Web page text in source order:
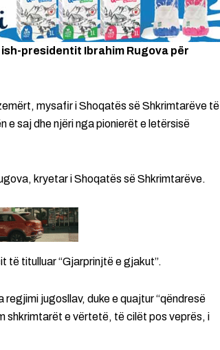
presidentit Ibrahim Rugova për
mysafir i Shoqatës së Shkrimtarëve të
e saj dhe njëri nga pionierët e letërsisë
kryetar i Shoqatës së Shkrimtarëve.
të titulluar “Gjarprinjtë e gjakut”.
jugosllav, duke e quajtur “qëndresë
shkrimtarët e vërtetë, të cilët pos veprës, i